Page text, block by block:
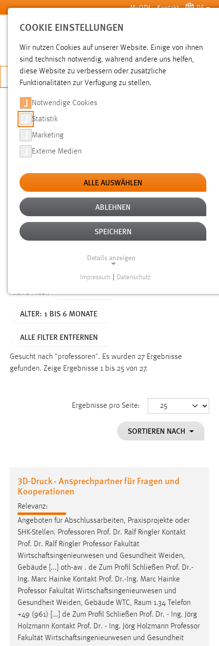
Zum Hauptinhalt springen MyOTH Kontakt DE
SUCHE
JETZT BEWERBEN
SUCHE
FILTER
Typ
Erstellungsdatum
Alter
Aktive Filter:
ALTER: 1 BIS 6 MONATE
ALLE FILTER ENTFERNEN
Gesucht nach "professoren". Es wurden 27 Ergebnisse
gefunden. Zeige Ergebnisse 1 bis 25 von 27.
Ergebnisse pro Seite:
SORTIEREN NACH
3D-Druck - Ansprechpartner für Fragen und
Kooperationen
Relevanz:
Angeboten für Abschlussarbeiten, Praxisprojekte oder
SHK-Stellen. Professoren Prof. Dr. Ralf Ringler Kontakt
Prof. Dr. Ralf Ringler Professor Fakultät
Wirtschaftsingenieurwesen und Gesundheit Weiden,
Gebäude [...] oth-aw . de Zum Profil Schließen Prof. Dr.-
Ing. Marc Hainke Kontakt Prof. Dr.-Ing. Marc Hainke
Professor Fakultät Wirtschaftsingenieurwesen und
Gesundheit Weiden, Gebäude WTC, Raum 1.34 Telefon
+49 (961) [...] de Zum Profil Schließen Prof. Dr. - Ing. Jörg
Holzmann Kontakt Prof. Dr. - Ing. Jörg Holzmann Professor
Fakultät Wirtschaftsingenieurwesen und Gesundheit
COOKIE EINSTELLUNGEN
Wir nutzen Cookies auf unserer Website. Einige von ihnen
sind technisch notwendig, während andere uns helfen,
diese Website zu verbessern oder zusätzliche
Funktionalitäten zur Verfügung zu stellen.
Notwendige Cookies
Statistik
Marketing
Externe Medien
ALLE AUSWÄHLEN
ABLEHNEN
SPEICHERN
Details anzeigen
Funktionen und sind für die einwandfreie Funktion der
Name:
Dieser Cookie speichert die ausgewählten Einverständnis-
Performance
Name:
staticfilecache
Zweck:
Für performante Seitenauslieferung wird in diesem Cookie
gespeichert, ob man eingeloggt ist.
Sprachpräferenz
Name:
site-language-preference
Zweck:
Das Cookie speichert die gewählte Sprache der Website.
Impressum Datenschutz